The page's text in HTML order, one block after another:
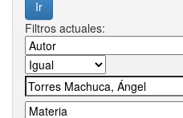
Filtros actuales: